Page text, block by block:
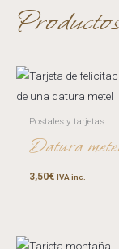
Postales y tarjetas
Datura
3,50€ IVA inc.